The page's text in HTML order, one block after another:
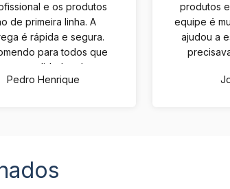
e os produtos
de primeira linha. A
é rápida e segura.
para todos que
qualidade e bom
atendimento."
Pedro Henrique
produtos
equipe é
ajudou a